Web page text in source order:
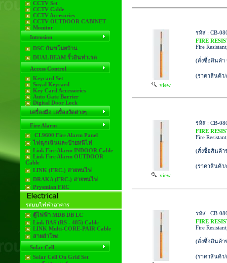
CCTV Set
CCTV Cable
CCTV Accesories
CCTV OUTDOOR CABINET
Monitor
Intrusion
DSC กันขโมยบ้าน
DUAL BEAM รั้วอินฟาเรด
Access Control
Keycard Set
Soyal Keycard
Key Card Accessories
Auto Gate Barrier
Digital Door Lock
เครื่องมือ เครื่องวัดต่างๆ
Fire Alarm
CL9600 Fire Alarm Panel
ไฟฉุกเฉินและป้ายหนีไฟ
Link Fire Alarm INDOOR Cable
Link Fire Alarm OUTDOOR
Cable
LINK (FRC.) สายทนไฟ
DRAKA (FRC.) สายทนไฟ
Prysmian FRC
ตู้ไฟฟ้า MDB DB LC
Link BAS (RS - 485) Cable
LINK Multi-CORE-PAIR Cable
สายลำโพง
Solar Cell
Solar Cell On Grid Set
view
รหัส : CB-
FIRE
Fire
(สั่งซื้อสินค้า
(ราคาสินค้า/
view
รหัส : CB-
FIRE
Fire
(สั่งซื้อสินค้า
(ราคาสินค้า/
รหัส : CB-
FIRE
Fire
(สั่งซื้อสินค้า
(ราคาสินค้า/